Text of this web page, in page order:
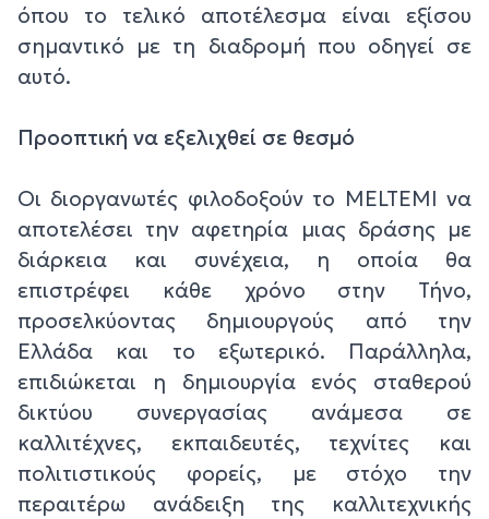
όπου το τελικό αποτέλεσμα είναι εξίσου
σημαντικό με τη διαδρομή που οδηγεί σε
αυτό.
Προοπτική να εξελιχθεί σε θεσμό
Οι διοργανωτές φιλοδοξούν το MELTEMI να
αποτελέσει την αφετηρία μιας δράσης με
διάρκεια και συνέχεια, η οποία θα
επιστρέφει κάθε χρόνο στην Τήνο,
προσελκύοντας δημιουργούς από την
Ελλάδα και το εξωτερικό. Παράλληλα,
επιδιώκεται η δημιουργία ενός σταθερού
δικτύου συνεργασίας ανάμεσα σε
καλλιτέχνες, εκπαιδευτές, τεχνίτες και
πολιτιστικούς φορείς, με στόχο την
περαιτέρω ανάδειξη της καλλιτεχνικής